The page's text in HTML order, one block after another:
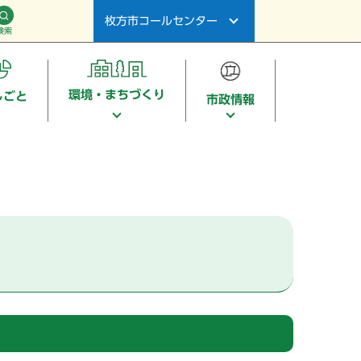
索
枚方市コールセンター
と 環境・まちづくり 市政情報